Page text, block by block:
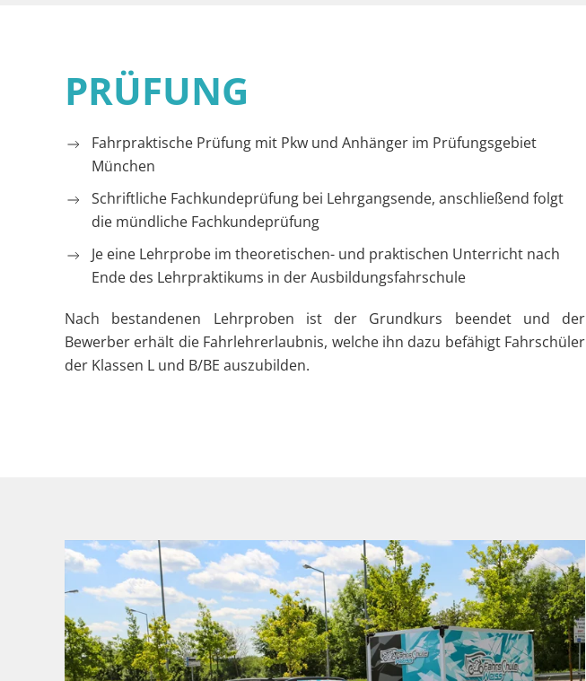
PRÜFUNG
Fahrpraktische Prüfung mit Pkw und Anhänger im Prüfungsgebiet
München
Schriftliche Fachkundeprüfung bei Lehrgangsende, anschließend folgt
die mündliche Fachkundeprüfung
Je eine Lehrprobe im theoretischen- und praktischen Unterricht nach
Ende des Lehrpraktikums in der Ausbildungsfahrschule
Nach bestandenen Lehrproben ist der Grundkurs beendet und der
Bewerber erhält die Fahrlehrerlaubnis, welche ihn dazu befähigt Fahrschüler
der Klassen L und B/BE auszubilden.